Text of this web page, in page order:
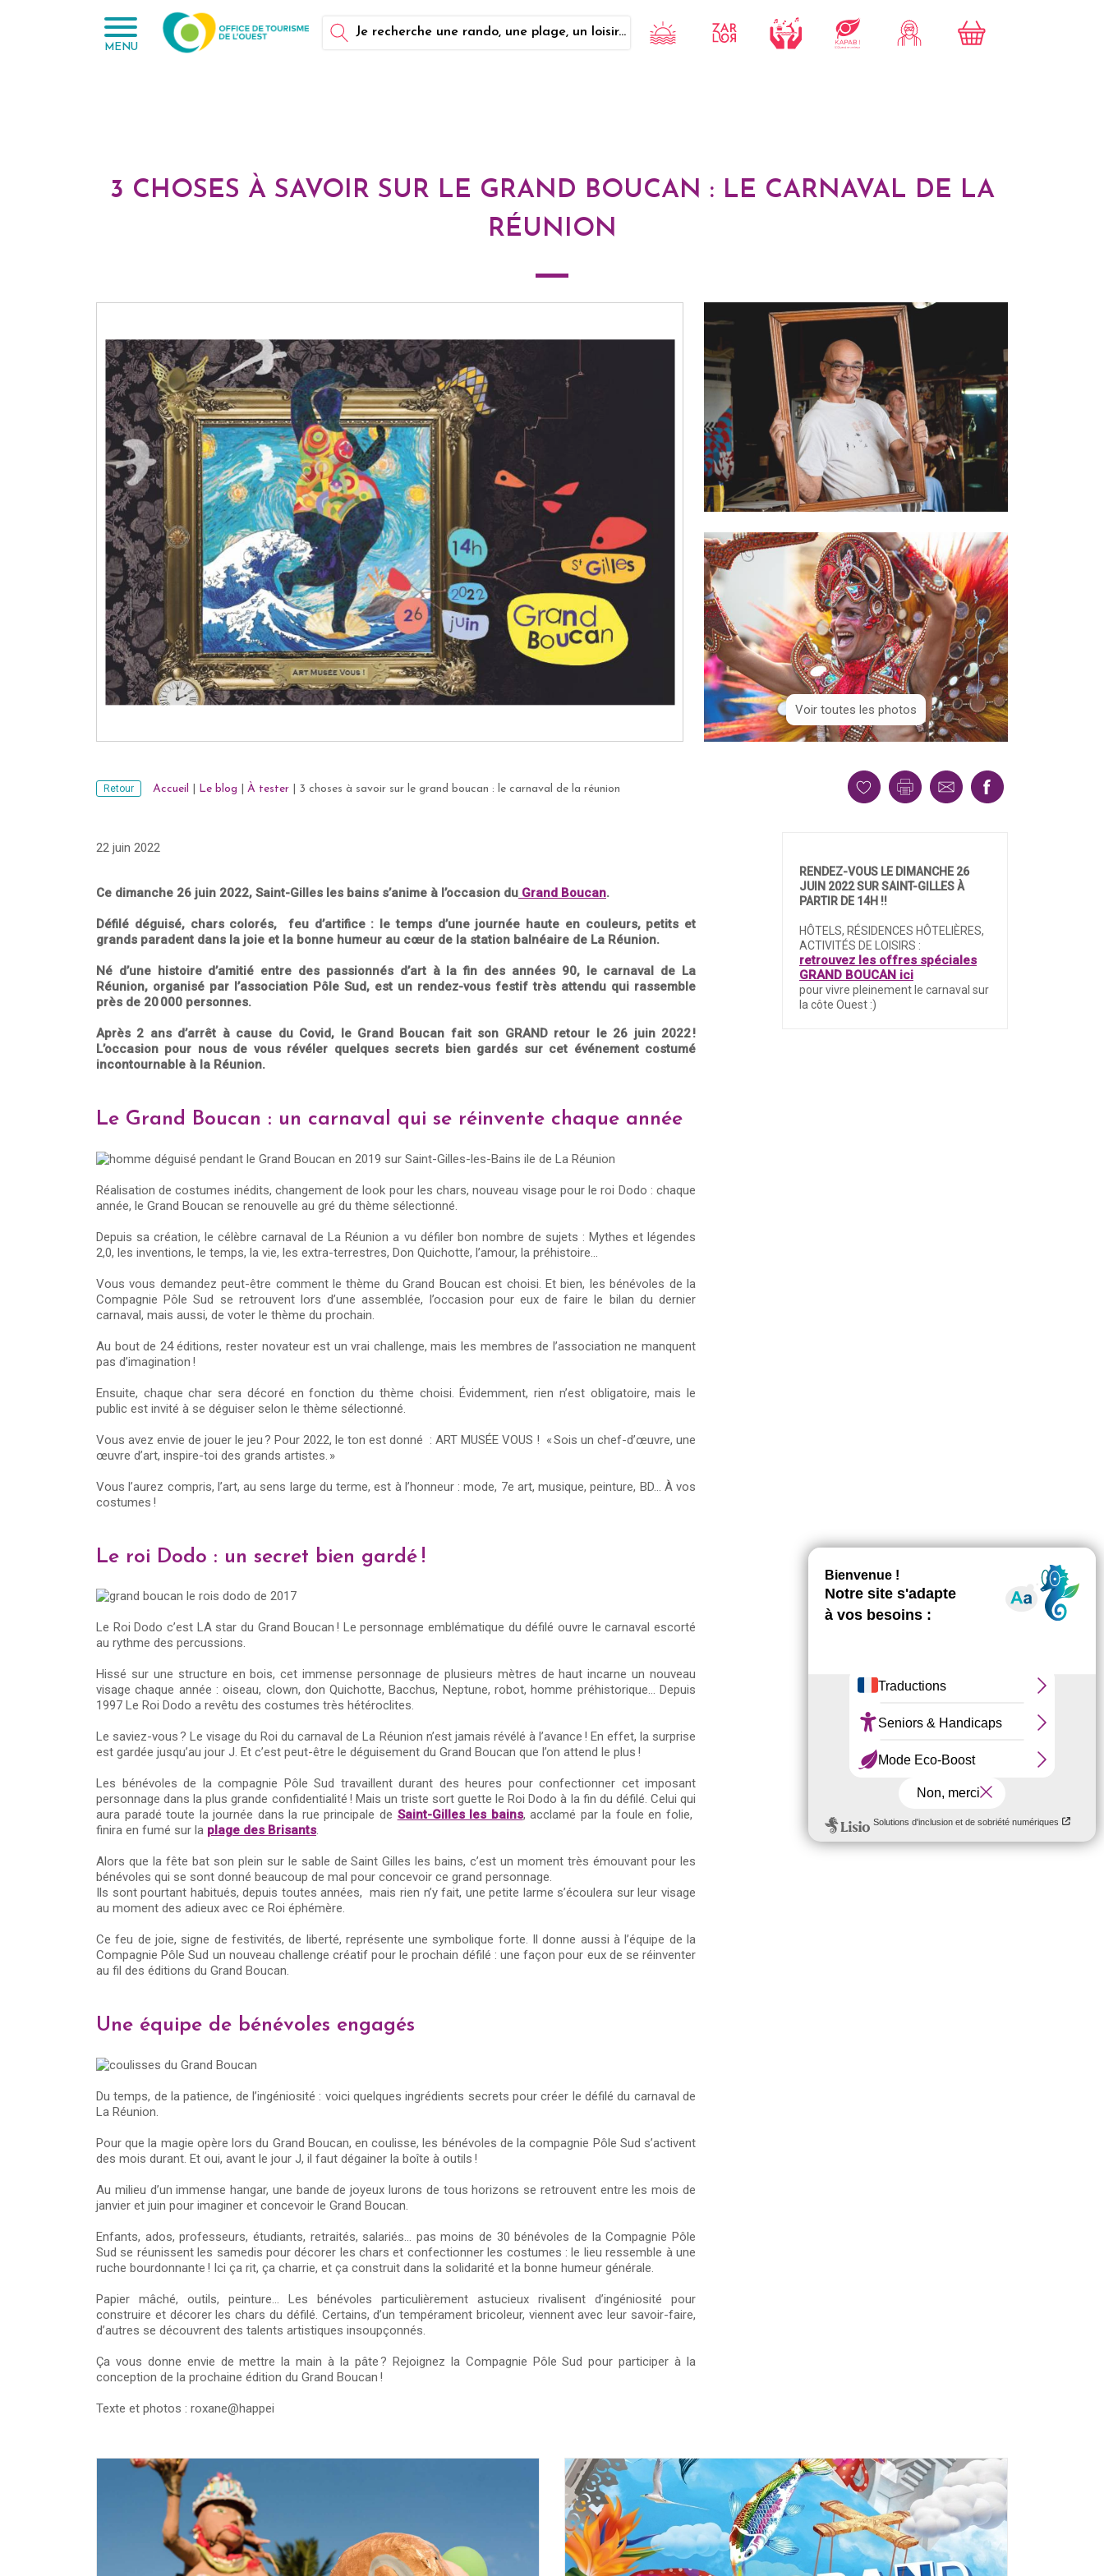
MENU
Je recherche une rando, une plage, un loisir...
3 CHOSES À SAVOIR SUR LE GRAND BOUCAN : LE CARNAVAL DE LA
RÉUNION
Voir toutes les photos
Voir toutes les photos
Retour Accueil Le blog À tester 3 choses à savoir sur le grand boucan : le carnaval de la réunion
22 juin 2022
Ce dimanche 26 juin 2022, Saint-Gilles les bains s’anime à l’occasion du Grand Boucan.
Défilé déguisé, chars colorés, feu d’artifice : le temps d’une journée haute en couleurs, petits et
grands paradent dans la joie et la bonne humeur au cœur de la station balnéaire de La Réunion.
Né d’une histoire d’amitié entre des passionnés d’art à la fin des années 90, le carnaval de La
Réunion, organisé par l’association Pôle Sud, est un rendez-vous festif très attendu qui rassemble
près de 20 000 personnes.
Après 2 ans d’arrêt à cause du Covid, le Grand Boucan fait son GRAND retour le 26 juin 2022 !
L’occasion pour nous de vous révéler quelques secrets bien gardés sur cet événement costumé
incontournable à la Réunion.
Le Grand Boucan : un carnaval qui se réinvente chaque année
Réalisation de costumes inédits, changement de look pour les chars, nouveau visage pour le roi Dodo : chaque
année, le Grand Boucan se renouvelle au gré du thème sélectionné.
Depuis sa création, le célèbre carnaval de La Réunion a vu défiler bon nombre de sujets : Mythes et légendes
2,0, les inventions, le temps, la vie, les extra-terrestres, Don Quichotte, l’amour, la préhistoire…
Vous vous demandez peut-être comment le thème du Grand Boucan est choisi. Et bien, les bénévoles de la
Compagnie Pôle Sud se retrouvent lors d’une assemblée, l’occasion pour eux de faire le bilan du dernier
carnaval, mais aussi, de voter le thème du prochain.
Au bout de 24 éditions, rester novateur est un vrai challenge, mais les membres de l’association ne manquent
pas d’imagination !
Ensuite, chaque char sera décoré en fonction du thème choisi. Évidemment, rien n’est obligatoire, mais le
public est invité à se déguiser selon le thème sélectionné.
Vous avez envie de jouer le jeu ? Pour 2022, le ton est donné : ART MUSÉE VOUS ! « Sois un chef-d’œuvre, une
œuvre d’art, inspire-toi des grands artistes. »
Vous l’aurez compris, l’art, au sens large du terme, est à l’honneur : mode, 7e art, musique, peinture, BD… À vos
costumes !
Le roi Dodo : un secret bien gardé !
Le Roi Dodo c’est LA star du Grand Boucan ! Le personnage emblématique du défilé ouvre le carnaval escorté
au rythme des percussions.
Hissé sur une structure en bois, cet immense personnage de plusieurs mètres de haut incarne un nouveau
visage chaque année : oiseau, clown, don Quichotte, Bacchus, Neptune, robot, homme préhistorique… Depuis
1997 Le Roi Dodo a revêtu des costumes très hétéroclites.
Le saviez-vous ? Le visage du Roi du carnaval de La Réunion n’est jamais révélé à l’avance ! En effet, la surprise
est gardée jusqu’au jour J. Et c’est peut-être le déguisement du Grand Boucan que l’on attend le plus !
Les bénévoles de la compagnie Pôle Sud travaillent durant des heures pour confectionner cet imposant
personnage dans la plus grande confidentialité ! Mais un triste sort guette le Roi Dodo à la fin du défilé. Celui qui
aura paradé toute la journée dans la rue principale de Saint-Gilles les bains, acclamé par la foule en folie,
finira en fumé sur la plage des Brisants.
Alors que la fête bat son plein sur le sable de Saint Gilles les bains, c’est un moment très émouvant pour les
bénévoles qui se sont donné beaucoup de mal pour concevoir ce grand personnage.
Ils sont pourtant habitués, depuis toutes années, mais rien n’y fait, une petite larme s’écoulera sur leur visage
au moment des adieux avec ce Roi éphémère.
Ce feu de joie, signe de festivités, de liberté, représente une symbolique forte. Il donne aussi à l’équipe de la
Compagnie Pôle Sud un nouveau challenge créatif pour le prochain défilé : une façon pour eux de se réinventer
au fil des éditions du Grand Boucan.
Une équipe de bénévoles engagés
Du temps, de la patience, de l’ingéniosité : voici quelques ingrédients secrets pour créer le défilé du carnaval de
La Réunion.
Pour que la magie opère lors du Grand Boucan, en coulisse, les bénévoles de la compagnie Pôle Sud s’activent
des mois durant. Et oui, avant le jour J, il faut dégainer la boîte à outils !
Au milieu d’un immense hangar, une bande de joyeux lurons de tous horizons se retrouvent entre les mois de
janvier et juin pour imaginer et concevoir le Grand Boucan.
Enfants, ados, professeurs, étudiants, retraités, salariés… pas moins de 30 bénévoles de la Compagnie Pôle
Sud se réunissent les samedis pour décorer les chars et confectionner les costumes : le lieu ressemble à une
ruche bourdonnante ! Ici ça rit, ça charrie, et ça construit dans la solidarité et la bonne humeur générale.
Papier mâché, outils, peinture… Les bénévoles particulièrement astucieux rivalisent d’ingéniosité pour
construire et décorer les chars du défilé. Certains, d’un tempérament bricoleur, viennent avec leur savoir-faire,
d’autres se découvrent des talents artistiques insoupçonnés.
Ça vous donne envie de mettre la main à la pâte ? Rejoignez la Compagnie Pôle Sud pour participer à la
conception de la prochaine édition du Grand Boucan !
Texte et photos : roxane@happei
RENDEZ-VOUS LE DIMANCHE 26
JUIN 2022 SUR SAINT-GILLES À
PARTIR DE 14H !!
HÔTELS, RÉSIDENCES HÔTELIÈRES,
ACTIVITÉS DE LOISIRS :
retrouvez les offres spéciales
GRAND BOUCAN ici
pour vivre pleinement le carnaval sur
la côte Ouest :)